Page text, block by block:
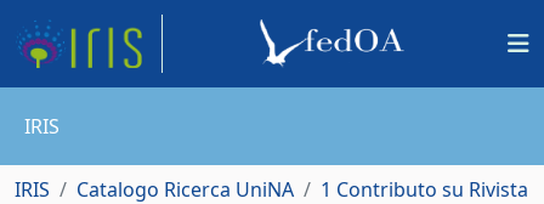
IRIS
IRIS Catalogo Ricerca UniNA
1 Contributo su Rivista